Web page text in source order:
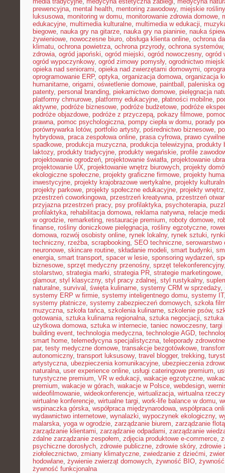
prewencyjna, mental health, mentoring zawodowy, miejskie rośliny
luksusowa, monitoring w domu, monitorowanie zdrowia domowe,
edukacyjne, multimedia kulturalne, multimedia w edukacji,
biegowe, nauka gry na gitarze, nauka gry na pianinie, nauka
żywieniowe, nowoczesne biuro, obsługa klienta online, ochrona
klimatu, ochrona powietrza, ochrona przyrody, ochrona systemów
zdrowia, ogród japoński, ogród miejski, ogród nowoczesny, ogród
ogród wypoczynkowy, ogród zimowy pomysły, ogrodnictwo
opieka nad seniorami, opieka nad zwierzętami domowymi,
oprogramowanie ERP, optyka, organizacja domowa, organizacja
humanitarne, origami, oświetlenie domowe, paintball , paleniska
patenty, personal branding, piekarnictwo domowe, pielęgnacja
platformy chmurowe, platformy edukacyjne, płatności mobilne,
aktywne, podróże biznesowe, podróże budżetowe, podróże
podróże objazdowe, podróże z przyczepą, pokazy filmowe,
prawna, pomoc psychologiczna, pompy ciepła w domu, porady
porównywarka lotów, portfolio artysty, pośrednictwo biznesowe,
hybrydowa, praca zespołowa online, prasa cyfrowa, prawo
spadkowe, produkcja muzyczna, produkcja telewizyjna, produkty
laktozy, produkty tradycyjne, produkty wegańskie, profile
projektowanie ogrodzeń, projektowanie światła, projektowanie
projektowanie UX, projektowanie wnętrz biurowych, projekty
ekologiczne społeczne, projekty graficzne firmowe, projekty
inwestycyjne, projekty krajobrazowe wertykalne, projekty
projekty parkowe, projekty społeczne edukacyjne, projekty wnętrz
przestrzeń coworkingowa, przestrzeń kreatywna, przestrzeń
przyjazna przestrzeń pracy, psy profilaktyka, psychoterapia,
profilaktyka, rehabilitacja domowa, reklama natywna, relacje
w ogrodzie, remarketing, restauracje premium, roboty domowe,
finanse, rośliny doniczkowe pielęgnacja, rośliny egzotyczne,
domowa, rozwój osobisty online, rynek lokalny, rynek sztuki,
techniczny, rzeźba, scrapbooking, SEO techniczne, serowarstwo
neuronowe, skincare routine, składanie modeli, smart budynki,
energia, smart transport, spacer w lesie, sponsoring wydarzeń,
biznesowe, sprzęt medyczny przenośny, sprzęt telekonferencyjny
stolarstwo, strategia marki, strategia PR, strategie marketingowe,
glamour, styl klasyczny, styl pracy zdalnej, styl rustykalny,
naturalne, survival , święta kulinarne, systemy CRM w sprzedaży,
systemy ERP w firmie, systemy inteligentnego domu, systemy IT
systemy płatnicze, systemy zabezpieczeń domowych, szkoła
muzyczna, szkoła tańca, szkolenia kulinarne, szkolenie psów,
gotowania, sztuka kulinarna regionalna, sztuka negocjacji, sztuka
użytkowa domowa, sztuka w internecie, taniec nowoczesny, targi
building event, technologia medyczna, technologie AGD,
smart home, telemedycyna specjalistyczna, teleporady zdrowotne
par, testy medyczne domowe, transakcje bezgotówkowe,
autonomiczny, transport luksusowy, travel blogger, trekking,
artystyczna, ubezpieczenia komunikacyjne, ubezpieczenia
naturalna, user experience online, usługi cateringowe premium,
turystyczne premium, VR w edukacji, wakacje egzotyczne,
premium, wakacje w górach, wakacje w Polsce, webdesign,
wideofilmowanie, wideokonferencje, wirtualizacja, wirtualna
wirtualne konferencje, wirtualne targi, work-life balance w domu,
wspinaczka górska, współpraca międzynarodowa, współpraca
wydawnictwo internetowe, wynalazki, wypoczynek ekologiczny,
malarska, yoga w ogrodzie, zarządzanie biurem, zarządzanie flotą
zarządzanie klientami, zarządzanie odpadami, zarządzanie
zdalne zarządzanie zespołem, zdjęcia produktowe e-commerce,
psychiczne dorosłych, zdrowie publiczne, zdrowie skóry, zdrowie
ziołolecznictwo, zmiany klimatyczne, zwiedzanie z dziećmi,
hodowlane, żywienie zwierząt domowych, żywność BIO,
żywność funkcjonalna